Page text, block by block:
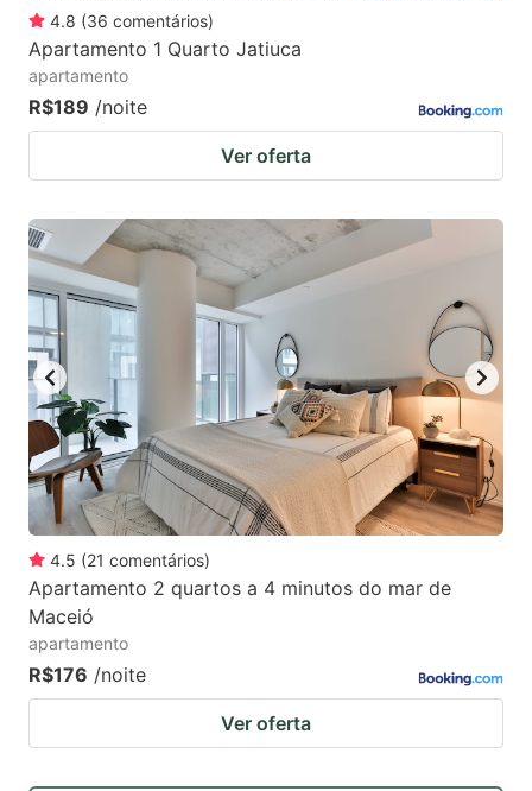
4.8 (36 comentários)
Apartamento 1 Quarto Jatiuca
apartamento
R$189 /noite
Ver oferta
4.5 (21 comentários)
Apartamento 2 quartos a 4 minutos do mar de
Maceió
apartamento
R$176 /noite
Ver oferta